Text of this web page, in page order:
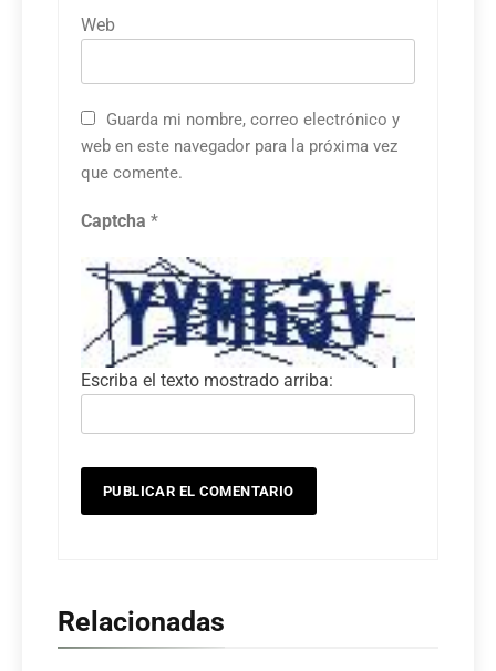
Web
Guarda mi nombre, correo electrónico y
web en este navegador para la próxima vez
que comente.
Captcha *
Escriba el texto mostrado arriba:
Relacionadas